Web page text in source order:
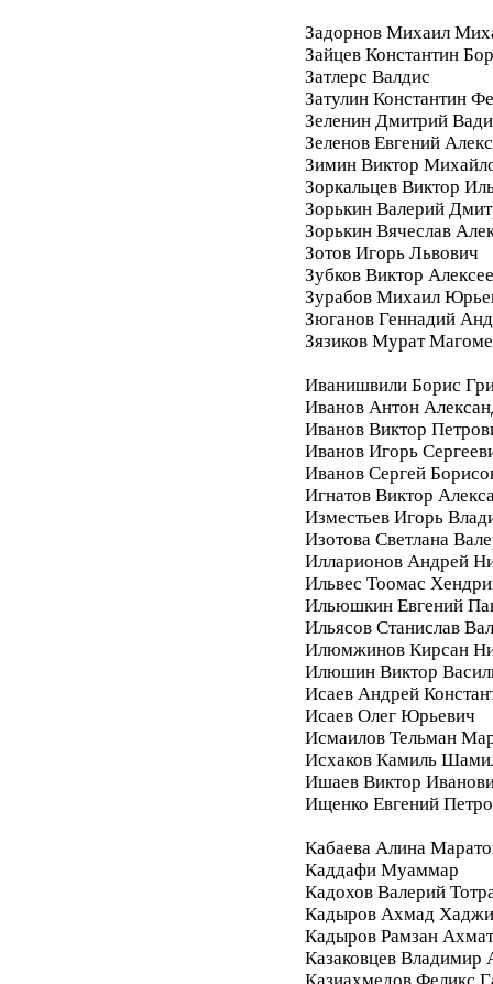
Задорнов Михаил
Зайцев Константин
Затлерс Валдис
Затулин Константин
Зеленин Дмитрий
Зеленов Евгений
Зимин Виктор
Зоркальцев Виктор
Зорькин Валерий
Зорькин Вячеслав
Зотов Игорь Львович
Зубков Виктор
Зурабов Михаил
Зюганов Геннадий
Зязиков Мурат
Иванишвили Борис
Иванов Антон
Иванов Виктор
Иванов Игорь
Иванов Сергей
Игнатов Виктор
Изместьев Игорь
Изотова Светлана
Илларионов Андрей
Ильвес Тоомас
Ильюшкин Евгений
Ильясов Станислав
Илюмжинов Кирсан
Илюшин Виктор
Исаев Андрей
Исаев Олег Юрьевич
Исмаилов Тельман
Исхаков Камиль
Ишаев Виктор
Ищенко Евгений
Кабаева Алина
Каддафи Муаммар
Кадохов Валерий
Кадыров Ахмад Хаджи
Кадыров Рамзан
Казаковцев Владимир